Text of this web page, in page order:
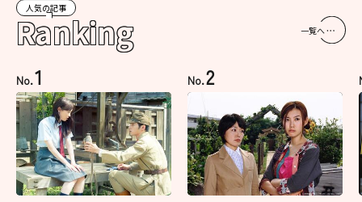
人気の記事
Ranking 一覧へ
No.1 No.2